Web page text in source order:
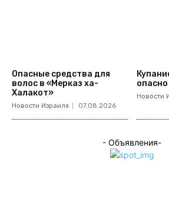
Опасные средства для
волос в «Мерказ ха-
Халакот»
Новости Израиля 07.08.2026
опасно
Новости
- Объявления-